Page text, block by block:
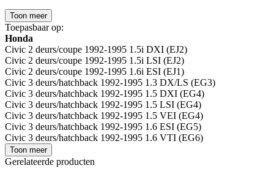
Toon meer
Toepasbaar op:
Honda
Civic 2 deurs/coupe 1992-1995 1.5i DXI (EJ2)
Civic 2 deurs/coupe 1992-1995 1.5i LSI (EJ2)
Civic 2 deurs/coupe 1992-1995 1.6i ESI (EJ1)
Civic 3 deurs/hatchback 1992-1995 1.3 DX/LS (EG3)
Civic 3 deurs/hatchback 1992-1995 1.5 DXI (EG4)
Civic 3 deurs/hatchback 1992-1995 1.5 LSI (EG4)
Civic 3 deurs/hatchback 1992-1995 1.5 VEI (EG4)
Civic 3 deurs/hatchback 1992-1995 1.6 ESI (EG5)
Civic 3 deurs/hatchback 1992-1995 1.6 VTI (EG6)
Toon meer
Gerelateerde producten